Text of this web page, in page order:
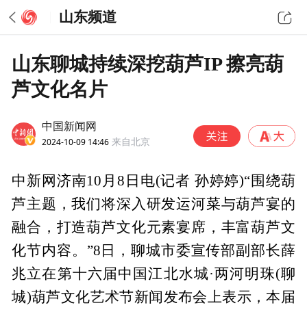
山东频道
山东聊城持续深挖葫芦IP 擦亮葫
芦文化名片
中国新闻网
2024-10-09 14:46 来自北京
中新网济南10月8日电(记者 孙婷婷)“围绕葫
芦主题，我们将深入研发运河菜与葫芦宴的
融合，打造葫芦文化元素宴席，丰富葫芦文
化节内容。”8日，聊城市委宣传部副部长薛
兆立在第十六届中国江北水城·两河明珠(聊
城)葫芦文化艺术节新闻发布会上表示，本届